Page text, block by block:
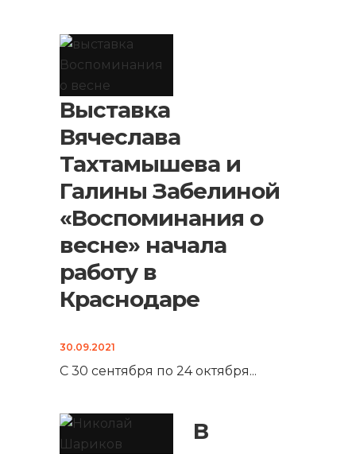
Выставка
Вячеслава
Тахтамышева и
Галины Забелиной
«Воспоминания о
весне» начала
работу в
Краснодаре
30.09.2021
С 30 сентября по 24 октября...
В